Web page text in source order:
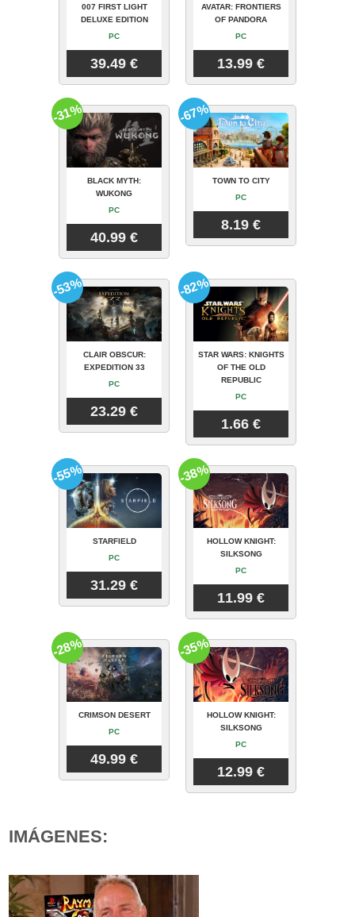
007 FIRST LIGHT
DELUXE EDITION
PC
39.49 €
AVATAR: FRONTIERS
OF PANDORA
PC
13.99 €
BLACK MYTH:
WUKONG
PC
40.99 €
-31%
TOWN TO CITY
PC
8.19 €
-67%
CLAIR OBSCUR:
EXPEDITION 33
PC
23.29 €
-53%
STAR WARS: KNIGHTS
OF THE OLD
REPUBLIC
PC
1.66 €
-82%
STARFIELD
PC
31.29 €
-55%
HOLLOW KNIGHT:
SILKSONG
PC
11.99 €
-38%
CRIMSON DESERT
PC
49.99 €
-28%
HOLLOW KNIGHT:
SILKSONG
PC
12.99 €
-35%
IMÁGENES: